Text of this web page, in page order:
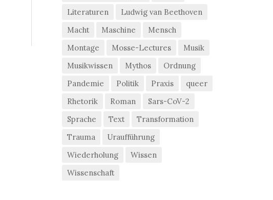
Literaturen
Ludwig van Beethoven
Macht
Maschine
Mensch
Montage
Mosse-Lectures
Musik
Musikwissen
Mythos
Ordnung
Pandemie
Politik Praxis
queer
Rhetorik
Roman
Sars-CoV-2
Sprache
Text
Transformation
Trauma
Uraufführung
Wiederholung
Wissen
Wissenschaft